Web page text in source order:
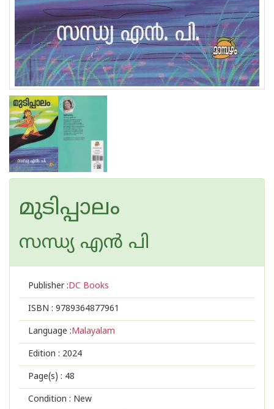
മുടിപ്പാലം
സന്ധ്യ എന്‍ പി
Publisher :DC Books
ISBN : 9789364877961
Language :Malayalam
Edition : 2024
Page(s) : 48
Condition : New